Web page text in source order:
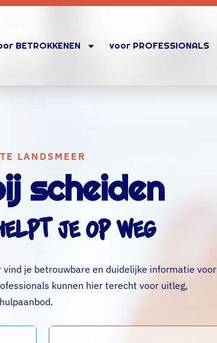
BETROKKENEN voor PROFESSIONALS
LANDSMEER
scheiden
je op weg
je betrouwbare en duidelijke informatie voor
kunnen hier terecht voor uitleg,